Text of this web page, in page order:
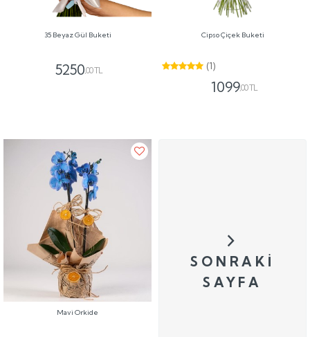
35 Beyaz Gül Buketi
5250,00 TL
Cipso Çiçek Buketi
(1)
1099,00 TL
Mavi Orkide
SONRAKI
SAYFA